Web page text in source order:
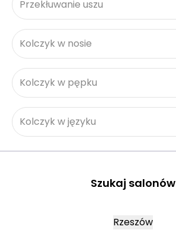
Przekłuwanie uszu
Kolczyk w nosie
Kolczyk w pępku
Kolczyk w języku
Szukaj salonów
Rzeszów